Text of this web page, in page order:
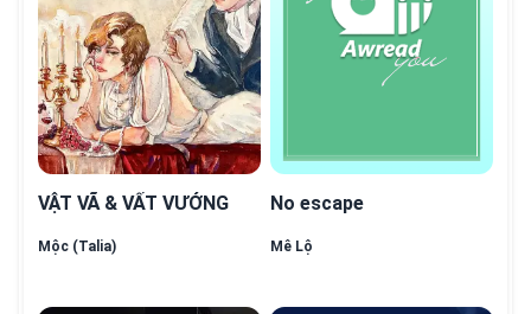
VẬT VÃ & VẤT VƯỞNG
Mộc (Talia)
No escape
Mê Lộ